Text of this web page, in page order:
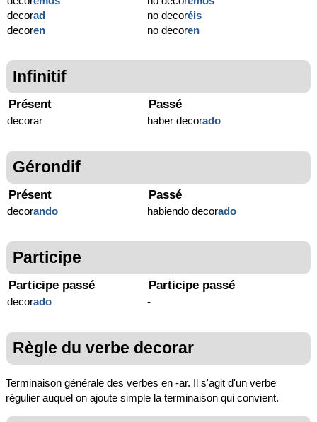
decorad
decoren
no decoréis
no decoren
Infinitif
Présent
decorar
Passé
haber decorado
Gérondif
Présent
decorando
Passé
habiendo decorado
Participe
Participe passé
decorado
Participe passé
-
Règle du verbe decorar
Terminaison générale des verbes en -ar. Il s'agit d'un verbe
régulier auquel on ajoute simple la terminaison qui convient.